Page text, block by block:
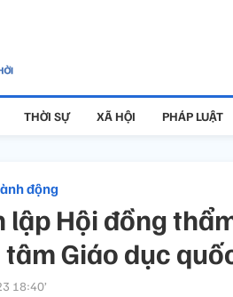
THỜI SỰ XÃ HỘI PHÁP LUẬT
động
lập Hội đồng
Giáo dục
18:40’